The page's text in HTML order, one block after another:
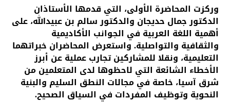
وركزت المحاضرة الأولى، التي قدمها الأستاذان
الدكتور جمال حديجان والدكتور سالم بن عبيدالله، على
أهمية اللغة العربية في الجوانب الأكاديمية
والثقافية والتواصلية. واستعرض المحاضران خبراتهما
التعليمية، ونقلا للمشاركين تجارب عملية عن أبرز
الأخطاء الشائعة التي لاحظوها لدى المتعلمين من
شرق آسيا، خاصة في مجالات النطق السليم والبنية
النحوية وتوظيف المفردات في السياق الصحيح.